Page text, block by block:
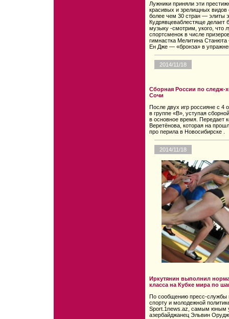
Лужники приняли эти
красивых и зрелищных видов
более чем 30 стран — элиты
Кудрявцеваблестяще делает
музыку -смотрим, укого, что
спортсменок в числе
гимнастка Мелитина
Ен Дже — «бронза» в
2014/11/18
Сборная России по
Сочи
После двух игр россияне с 4
в группе «B», уступая
в основное время. Передает
Веретёновa, которая на
про перила в Новосибирске .
2014/11/18
Иркутянин выполнил
класса на Кубке мира по
По сообщению пресс-службы
спорту и молодежной
Sport.1news.az, самым юным
азербайджанец Эльвин